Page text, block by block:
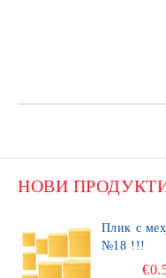
НОВИ
Плик с мехури СМЗЛ 290/370
№18 !!!